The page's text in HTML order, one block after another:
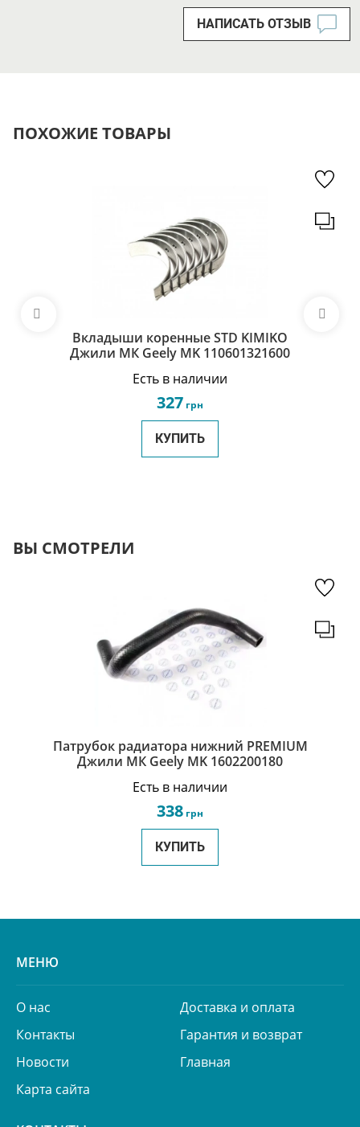
НАПИСАТЬ ОТЗЫВ
ПОХОЖИЕ ТОВАРЫ
Вкладыши коренные STD KIMIKO
Джили МК Geely MK 110601321600
Есть в наличии
327 грн
КУПИТЬ
ВЫ СМОТРЕЛИ
Патрубок радиатора нижний PREMIUM
Джили МК Geely MK 1602200180
Есть в наличии
338 грн
КУПИТЬ
МЕНЮ
О нас
Доставка и оплата
Контакты
Гарантия и возврат
Новости
Главная
Карта сайта